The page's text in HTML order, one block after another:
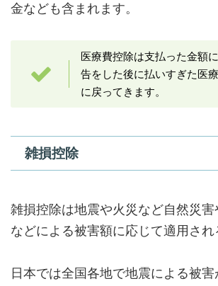
金なども含まれます。
医療費控除は支払った金額
告をした後に払いすぎた医
に戻ってきます。
雑損控除
雑損控除は地震や火災など自然災害
などによる被害額に応じて適用され
日本では全国各地で地震による被